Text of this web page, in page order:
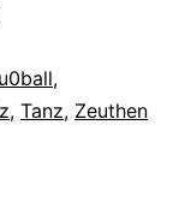
,
, Tanz, Zeuthen